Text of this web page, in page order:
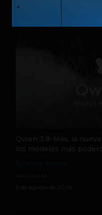
6 de agosto de 2026
Qwen 3.8-Max, la
los modelos más
5 de agosto de 2026